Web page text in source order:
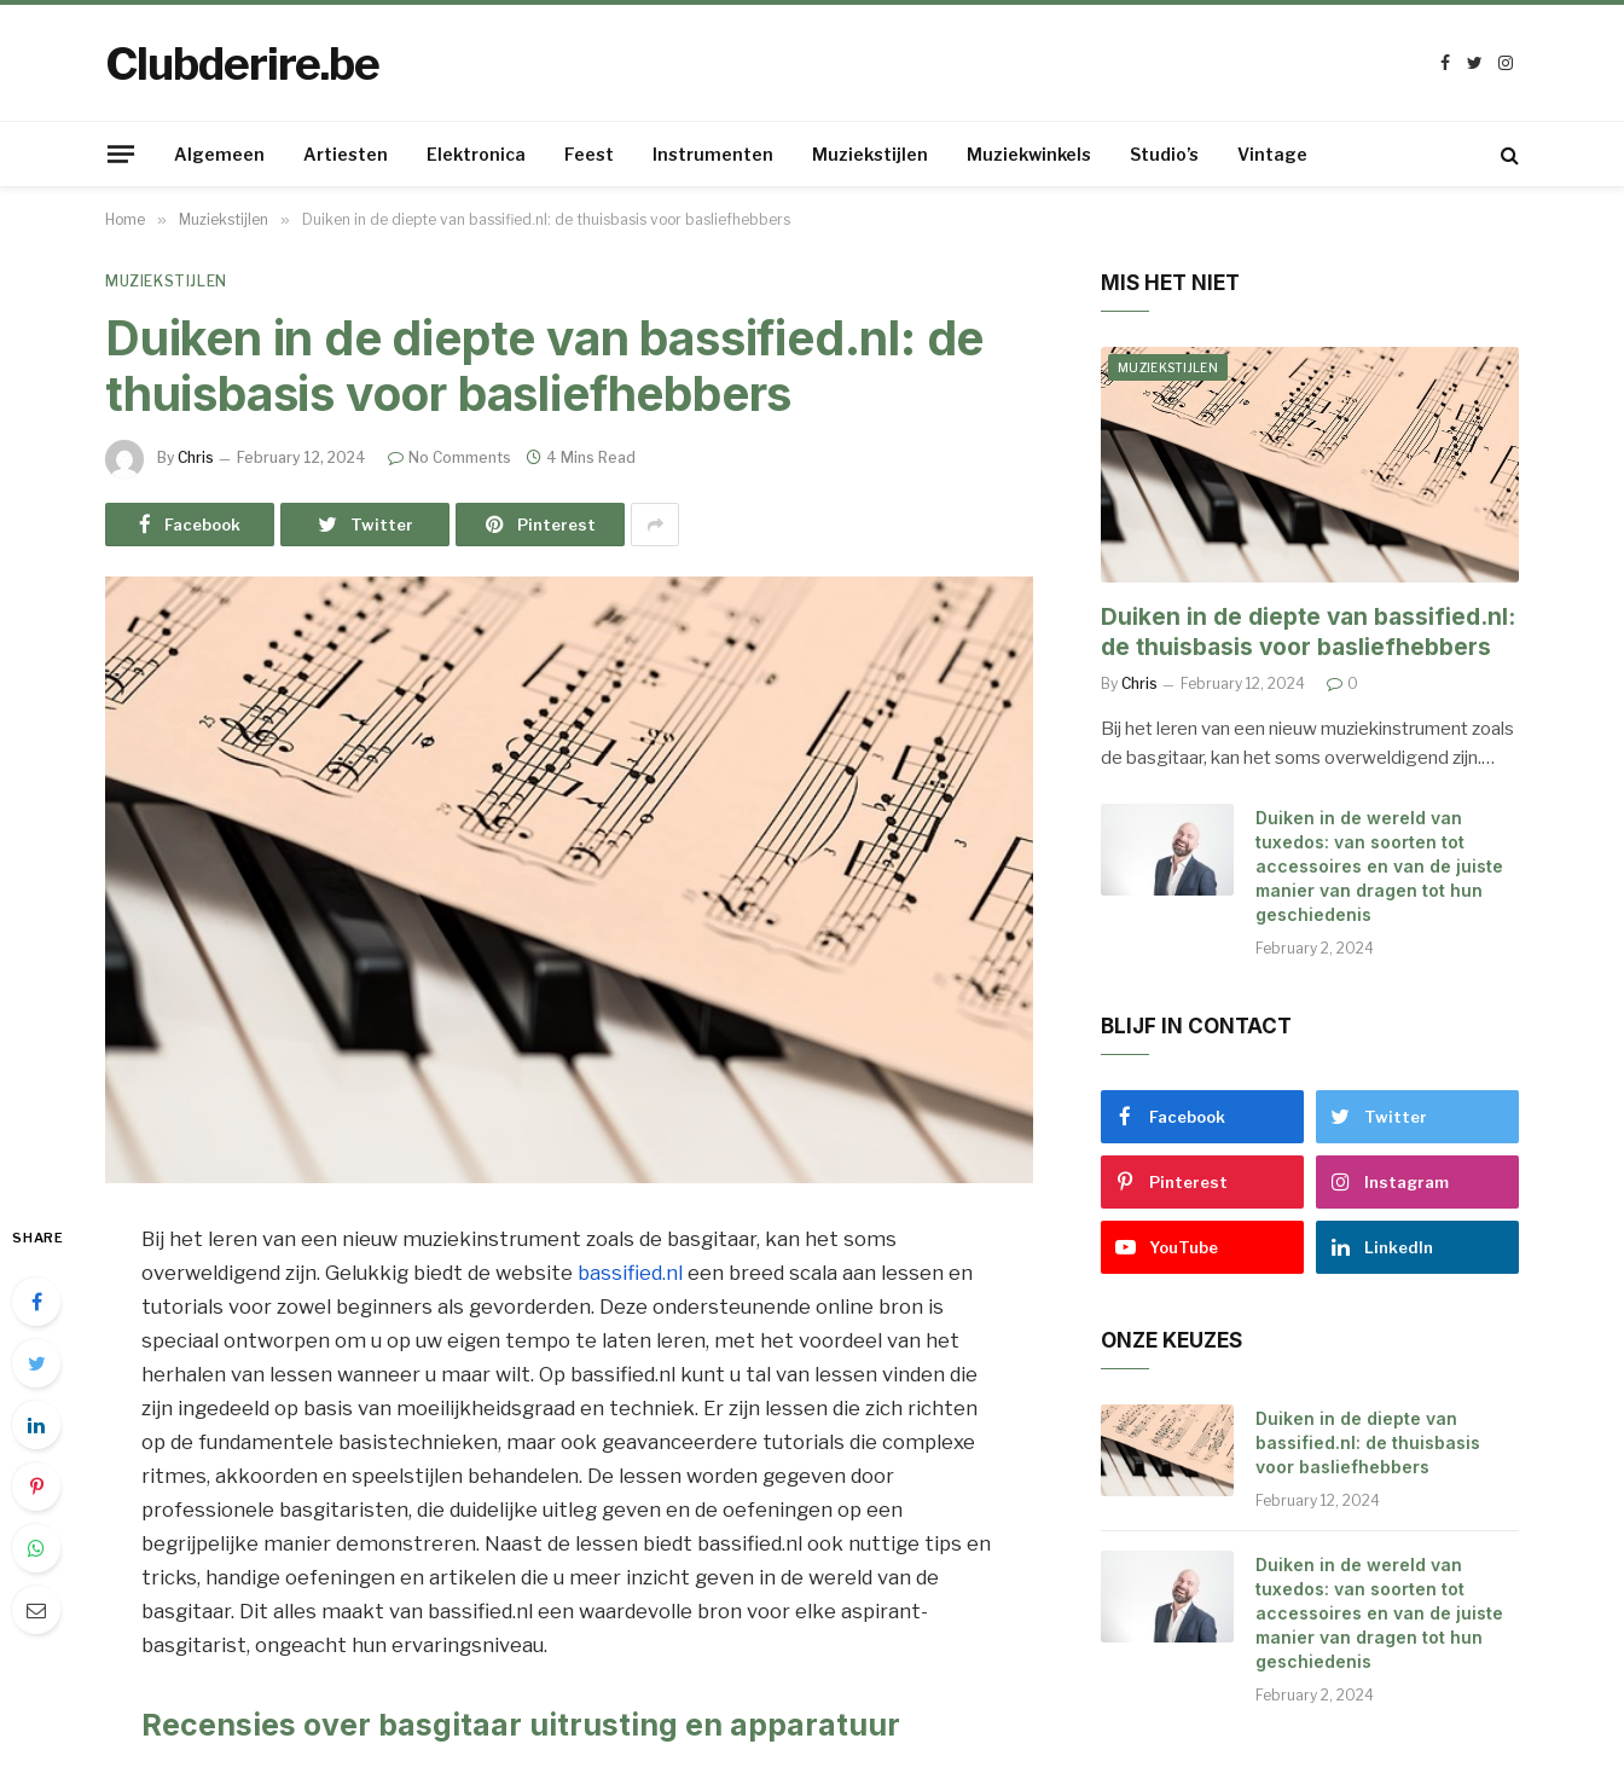
Clubderire.be Facebook
TwitterInstagram
Algemeen Artiesten Elektronica Feest Instrumenten Muziekstijlen Muziekwinkels Studio’s Vintage
Home » Muziekstijlen » Duiken in de diepte van bassified.nl: de thuisbasis voor basliefhebbers
MUZIEKSTIJLEN
Duiken in de diepte van bassified.nl: de
thuisbasis voor basliefhebbers
By Chris February 12, 2024 No Comments 4 Mins Read
Facebook Twitter Pinterest
SHARE
Bij het leren van een nieuw muziekinstrument zoals de basgitaar, kan het soms
overweldigend zijn. Gelukkig biedt de website bassified.nl een breed scala aan lessen en
tutorials voor zowel beginners als gevorderden. Deze ondersteunende online bron is
speciaal ontworpen om u op uw eigen tempo te laten leren, met het voordeel van het
herhalen van lessen wanneer u maar wilt. Op bassified.nl kunt u tal van lessen vinden die
zijn ingedeeld op basis van moeilijkheidsgraad en techniek. Er zijn lessen die zich richten
op de fundamentele basistechnieken, maar ook geavanceerdere tutorials die complexe
ritmes, akkoorden en speelstijlen behandelen. De lessen worden gegeven door
professionele basgitaristen, die duidelijke uitleg geven en de oefeningen op een
begrijpelijke manier demonstreren. Naast de lessen biedt bassified.nl ook nuttige tips en
tricks, handige oefeningen en artikelen die u meer inzicht geven in de wereld van de
basgitaar. Dit alles maakt van bassified.nl een waardevolle bron voor elke aspirant-
basgitarist, ongeacht hun ervaringsniveau.
Recensies over basgitaar uitrusting en apparatuur
MIS HET NIET
MUZIEKSTIJLEN
Duiken in de diepte van bassified.nl:
de thuisbasis voor basliefhebbers
By Chris February 12, 2024 0
Bij het leren van een nieuw muziekinstrument zoals
de basgitaar, kan het soms overweldigend zijn.…
Duiken in de wereld van
tuxedos: van soorten tot
accessoires en van de juiste
manier van dragen tot hun
geschiedenis
February 2, 2024
BLIJF IN CONTACT
Facebook Twitter
Pinterest Instagram
YouTube LinkedIn
ONZE KEUZES
Duiken in de diepte van
bassified.nl: de thuisbasis
voor basliefhebbers
February 12, 2024
Duiken in de wereld van
tuxedos: van soorten tot
accessoires en van de juiste
manier van dragen tot hun
geschiedenis
February 2, 2024